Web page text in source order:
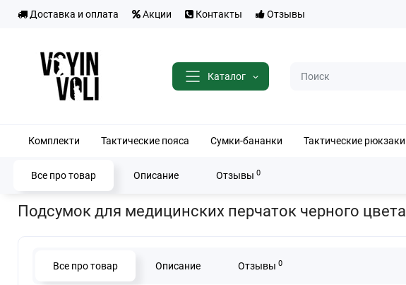
Доставка и оплата Акции Контакты Отзывы
Каталог
Комплекти Тактические пояса Сумки-бананки Тактические рюкзаки
Все про товар Описание Отзывы 0
Главная Тактические подсумки Подсумок для медицинских перчаток черного цвета
Подсумок для медицинских перчаток черного цвета
Все про товар Описание Отзывы 0